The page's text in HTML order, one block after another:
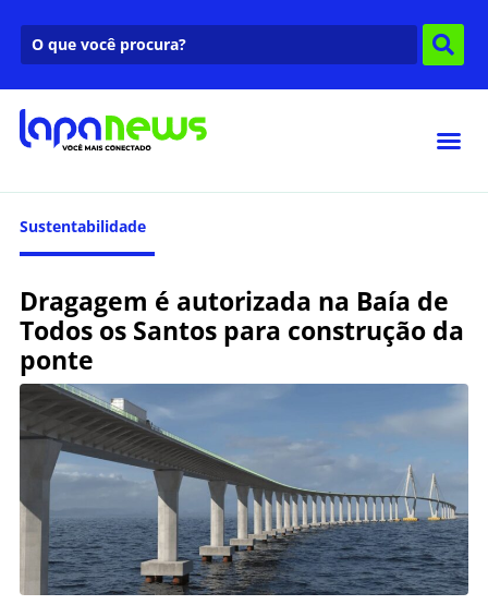
Sustentabilidade
Dragagem é autorizada na Baía de
Todos os Santos para construção da
ponte